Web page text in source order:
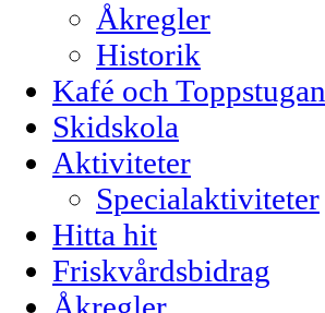
Åkregler
Historik
Kafé och Toppstugan
Skidskola
Aktiviteter
Specialaktiviteter
Hitta hit
Friskvårdsbidrag